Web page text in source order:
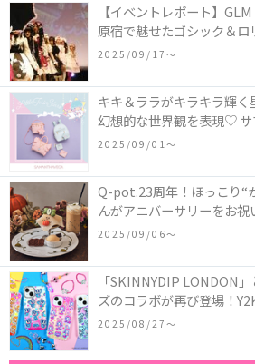
【イベントレポート】
原宿で魅せたゴシック＆ロ
2025/09/17〜
キキ＆ララがキラキラ輝く
幻想的な世界観を表現♡
ツインスターズ』50周年
2025/09/01〜
Q-pot.23周年！ほっこり“
んがアニバーサリーをお
ーキアクセサリー」が新
「かぼちゃのオバケーキ
2025/09/06〜
「SKINNYDIP LONDON
ズのコラボが再び登場！
作コレクションを発売♪
2025/08/27〜